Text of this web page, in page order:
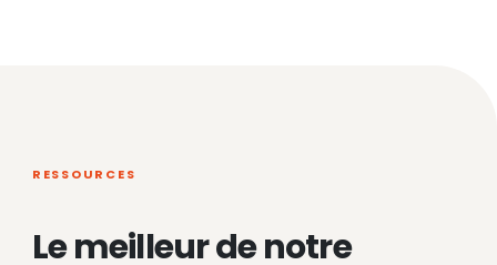
RESSOURCES
Le meilleur de notre